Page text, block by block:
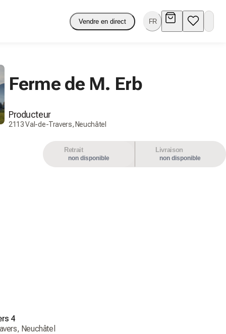
Vendre en direct FR
Ferme de M. Erb
Producteur
2113 Val-de-Travers, Neuchâtel
Retrait
non disponible
Livraison
non disponible
4
Neuchâtel